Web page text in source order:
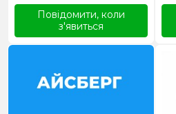
Повідомити, коли
з'явиться